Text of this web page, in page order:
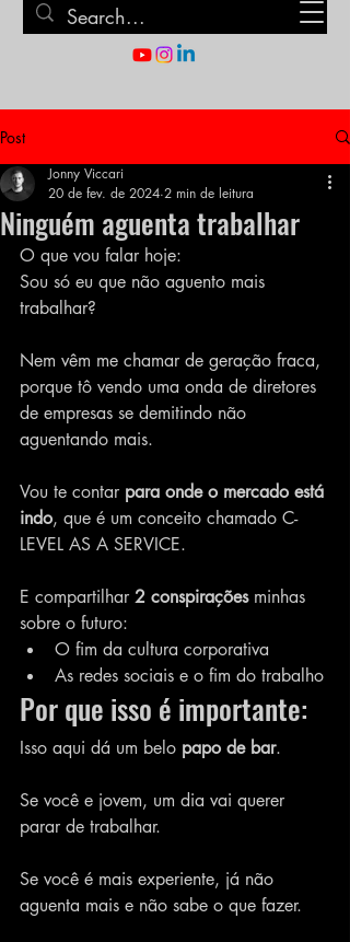
Post
Ninguém aguenta trabalhar
Jonny Viccari
20 de fev. de 2024 2 min de leitura
O que vou falar hoje:
Sou só eu que não aguento mais
trabalhar?
Nem vêm me chamar de geração fraca,
porque tô vendo uma onda de diretores
de empresas se demitindo não
aguentando mais.
Vou te contar para onde o mercado está
indo, que é um conceito chamado C-
LEVEL AS A SERVICE.
E compartilhar 2 conspirações minhas
sobre o futuro:
O fim da cultura corporativa
As redes sociais e o fim do trabalho
Por que isso é importante:
Isso aqui dá um belo papo de bar.
Se você e jovem, um dia vai querer
parar de trabalhar.
Se você é mais experiente, já não
aguenta mais e não sabe o que fazer.